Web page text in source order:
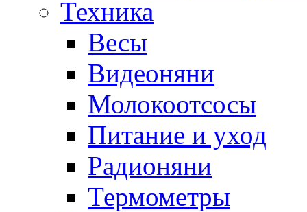
Техника
Весы
Видеоняни
Молокоотсосы
Питание и уход
Радионяни
Термометры